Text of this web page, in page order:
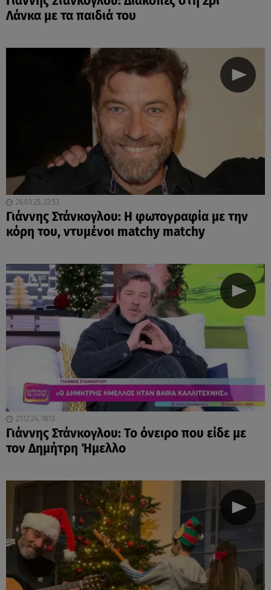
Λάνκα με τα παιδιά του
26.03.25, 22:53
Γιάννης Στάνκογλου: Η φωτογραφία με την
κόρη του, ντυμένοι matchy matchy
21.12.24, 18:13
Γιάννης Στάνκογλου: Το όνειρο που είδε με
τον Δημήτρη Ήμελλο